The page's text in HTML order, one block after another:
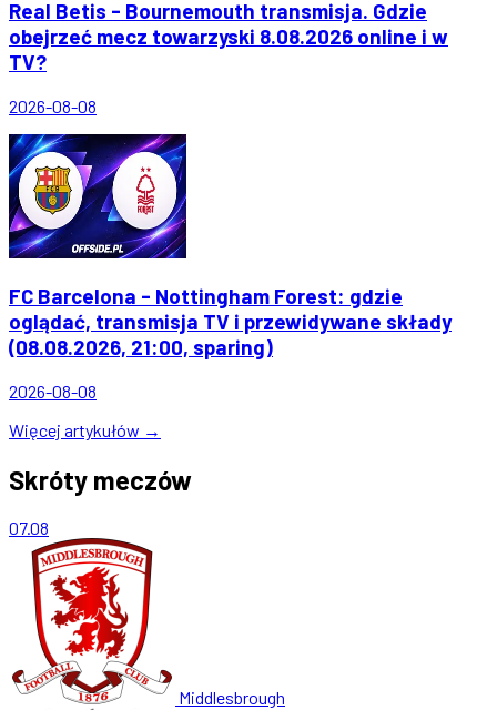
Real Betis - Bournemouth transmisja. Gdzie
obejrzeć mecz towarzyski 8.08.2026 online i w
TV?
2026-08-08
FC Barcelona - Nottingham Forest: gdzie
oglądać, transmisja TV i przewidywane składy
(08.08.2026, 21:00, sparing)
2026-08-08
Więcej artykułów →
Skróty meczów
07.08
Middlesbrough